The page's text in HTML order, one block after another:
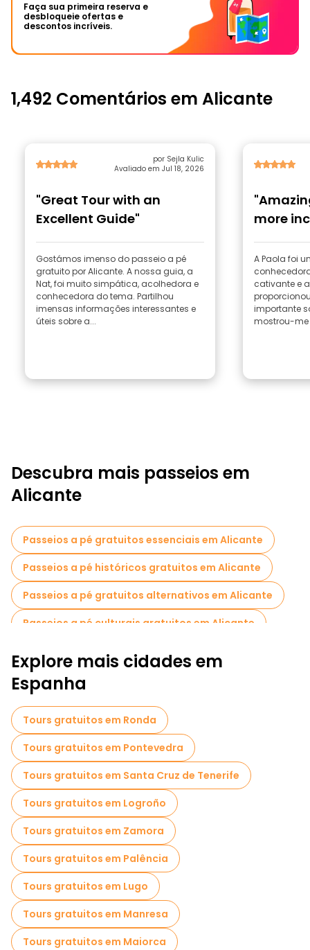
Faça sua primeira reserva e
desbloqueie ofertas e
descontos incríveis.
1,492 Comentários em Alicante
por Sejla Kulic
Avaliado em Jul 18, 2026
"Great Tour with an
Excellent Guide"
Gostámos imenso do passeio a pé
gratuito por Alicante. A nossa guia, a
Nat, foi muito simpática, acolhedora e
conhecedora do tema. Partilhou
imensas informações interessantes e
úteis sobre a...
more
A Paola foi
cativante e
importante
mostrou-me
Descubra mais passeios em
Alicante
Passeios a pé gratuitos essenciais em Alicante
Passeios a pé históricos gratuitos em Alicante
Passeios a pé gratuitos alternativos em Alicante
Passeios a pé culturais gratuitos em Alicante
Passeios a pé gratuitos para famílias em Alicante
Passeios autoguiados em Alicante
Visita guiada gratuita à cidade velha Alicante
Passeios de bicicleta em Alicante
Passeios gastronômicos em Alicante
Explore mais cidades em
Espanha
Tours gratuitos em Ronda
Tours gratuitos em Pontevedra
Tours gratuitos em Santa Cruz de Tenerife
Tours gratuitos em Logroño
Tours gratuitos em Zamora
Tours gratuitos em Palência
Tours gratuitos em Lugo
Tours gratuitos em Manresa
Tours gratuitos em Maiorca